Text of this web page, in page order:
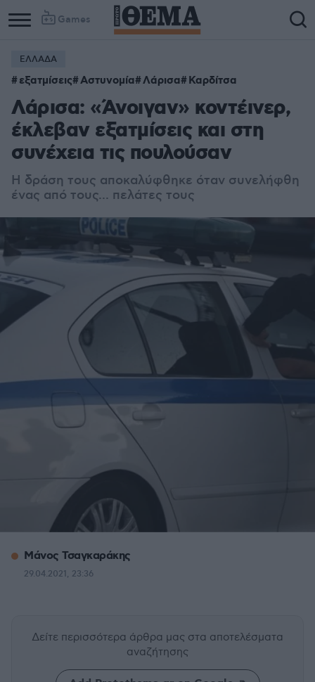
Games
Column
1
Column
2
ΕΛΛΑΔΑ
εξατμίσεις Αστυνομία Λάρισα Καρδίτσα
Λάρισα: «Άνοιγαν» κοντέινερ,
έκλεβαν εξατμίσεις και στη
συνέχεια τις πουλούσαν
Η δράση τους αποκαλύφθηκε όταν συνελήφθη
ένας από τους... πελάτες τους
Μάνος Τσαγκαράκης
29.04.2021, 23:36
Δείτε περισσότερα άρθρα μας στα αποτελέσματα
αναζήτησης